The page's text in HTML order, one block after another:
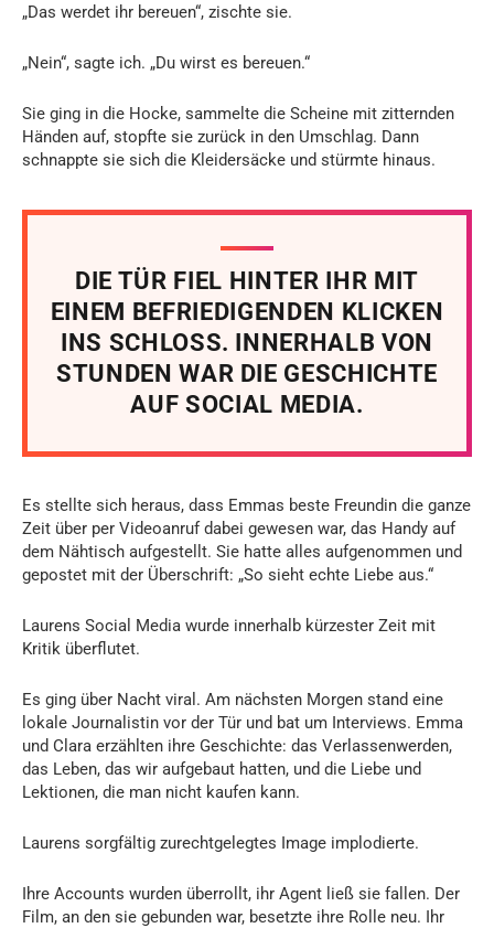
„Das werdet ihr bereuen“, zischte sie.
„Nein“, sagte ich. „Du wirst es bereuen.“
Sie ging in die Hocke, sammelte die Scheine mit zitternden
Händen auf, stopfte sie zurück in den Umschlag. Dann
schnappte sie sich die Kleidersäcke und stürmte hinaus.
DIE TÜR FIEL HINTER IHR MIT
EINEM BEFRIEDIGENDEN KLICKEN
INS SCHLOSS. INNERHALB VON
STUNDEN WAR DIE GESCHICHTE
AUF SOCIAL MEDIA.
Es stellte sich heraus, dass Emmas beste Freundin die ganze
Zeit über per Videoanruf dabei gewesen war, das Handy auf
dem Nähtisch aufgestellt. Sie hatte alles aufgenommen und
gepostet mit der Überschrift: „So sieht echte Liebe aus.“
Laurens Social Media wurde innerhalb kürzester Zeit mit
Kritik überflutet.
Es ging über Nacht viral. Am nächsten Morgen stand eine
lokale Journalistin vor der Tür und bat um Interviews. Emma
und Clara erzählten ihre Geschichte: das Verlassenwerden,
das Leben, das wir aufgebaut hatten, und die Liebe und
Lektionen, die man nicht kaufen kann.
Laurens sorgfältig zurechtgelegtes Image implodierte.
Ihre Accounts wurden überrollt, ihr Agent ließ sie fallen. Der
Film, an den sie gebunden war, besetzte ihre Rolle neu. Ihr